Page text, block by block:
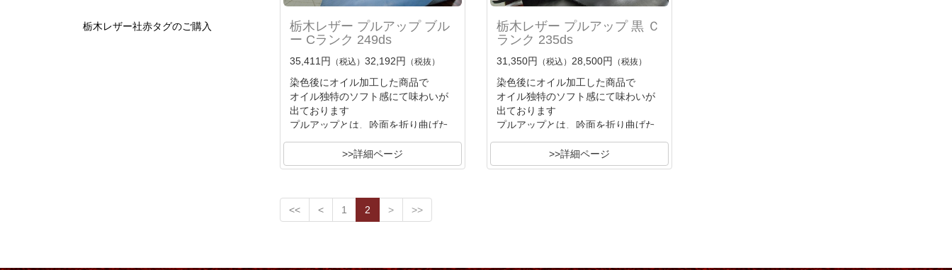
栃木レザー社赤タグのご購入
栃木レザー プルアップ ブル
ー Cランク 249ds
35,411円 （税込） 32,192円 （税抜）
染色後にオイル加工した商品で
オイル独特のソフト感にて味わいが
出ております
プルアップとは、吟面を折り曲げた
オイル分が退けて薄色の吟面に色変
化する
>>詳細ページ
栃木レザー プルアップ 黒 Ｃ
ランク 235ds
31,350円 （税込） 28,500円 （税抜）
染色後にオイル加工した商品で
オイル独特のソフト感にて味わいが
出ております
プルアップとは、吟面を折り曲げた
オイル分が退けて薄色の吟面に色変
化する
>>詳細ページ
<< < 1 2 > >>